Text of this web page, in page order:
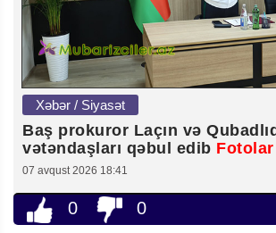
Xəbər / Siyasət
Baş prokuror Laçın və
vətəndaşları qəbul edib Fotolar
07 avqust 2026 18:41
0 0